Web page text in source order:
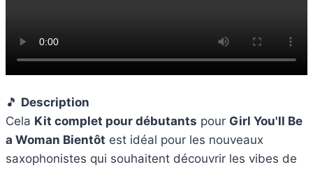
🎵 Description
Cela Kit complet pour débutants pour Girl You'll Be
a Woman Bientôt est idéal pour les nouveaux
saxophonistes qui souhaitent découvrir les vibes de